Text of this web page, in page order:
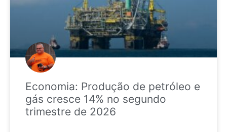
Economia: Produção de petróleo e
gás cresce 14% no segundo
trimestre de 2026